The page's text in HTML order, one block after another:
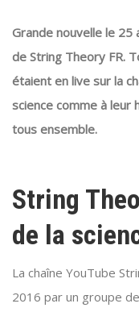
Grande nouvelle le
de String Theory FR.
étaient en live sur la
science comme à leur
tous ensemble.
String
de la
La chaîne YouTube
2016 par un groupe